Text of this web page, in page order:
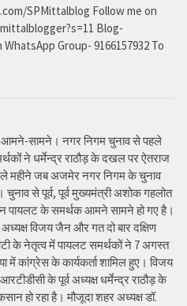
SPMittalblog Follow me on
Blog-
Group- 9166157932 To
सामने। नगर निगम चुनाव से पहले
ने धर्मेन्द्र राठौड़ के दखल पर ऐतराज
महीने जब अजमेर नगर निगम के चुनाव
से पूर्व, पूर्व मुख्यमंत्री अशोक गहलोत
पायलट के समर्थक आमने सामने हो गए है।
विजय जैन और गत दो बार दक्षिण
के नेतृत्व में पायलट समर्थकों ने 7 अगस्त
कांग्रेस के कार्यकर्ता शामिल हुए। विजय
के पूर्व अध्यक्ष धर्मेन्द्र राठौड़ के
हो रहा है। मौजूदा शहर अध्यक्ष डॉ.